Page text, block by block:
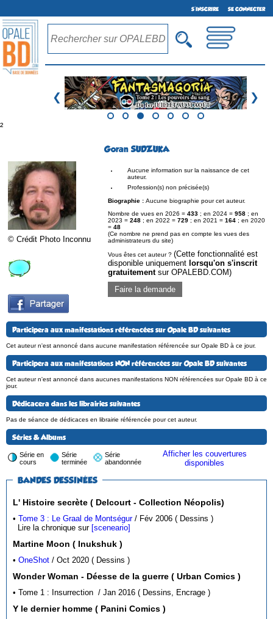
S'INSCRIRE SE CONNECTER
❮ ❯
²
Goran SUDZUKA
© Crédit Photo Inconnu
Aucune information sur la naissance de cet
auteur.
Profession(s) non précisée(s)
Biographie : Aucune biographie pour cet auteur.
Nombre de vues en 2026 = 433 ; en 2024 = 958 ; en
2023 = 248 ; en 2022 = 729 ; en 2021 = 164 ; en 2020
= 48
(Ce nombre ne prend pas en compte les vues des
administrateurs du site)
Vous êtes cet auteur ? (Cette fonctionnalité est
disponible uniquement lorsqu'on s'inscrit
gratuitementsur OPALEBD.COM)
Faire la demande
Participera aux manifestations référencées sur Opale BD suivantes
Cet auteur n'est annoncé dans aucune manifestation référencée sur Opale BD à ce jour.
Participera aux manifestations NON référencées sur Opale BD suivantes
Cet auteur n'est annoncé dans aucunes manifestations NON référencées sur Opale BD à ce
jour.
Dédicacera dans les librairies suivantes
Pas de séance de dédicaces en librairie référencée pour cet auteur.
Séries & Albums
Série en
cours
Série
terminée
Série
abandonnée
Afficher les couvertures
disponibles
BANDES DESSINÉES
L' Histoire secrète ( Delcourt - Collection Néopolis)
•Tome 3 : Le Graal de Montségur
/ Fév 2006 ( Dessins )
Lire la chronique sur [sceneario]
Martine Moon ( Inukshuk )
•OneShot / Oct 2020 ( Dessins )
Wonder Woman - Déesse de la guerre ( Urban Comics )
• Tome 1 : Insurrection / Jan 2016 ( Dessins, Encrage )
Y le dernier homme ( Panini Comics )